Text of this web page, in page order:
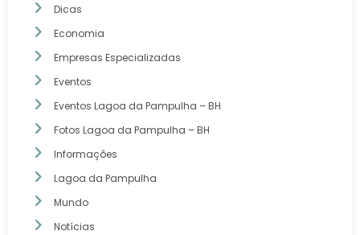
Dicas
Economia
Empresas Especializadas
Eventos
Eventos Lagoa da Pampulha – BH
Fotos Lagoa da Pampulha – BH
Informações
Lagoa da Pampulha
Mundo
Notícias